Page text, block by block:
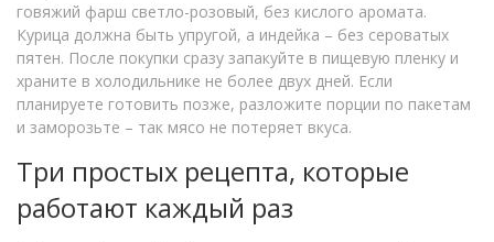
говяжий фарш светло-розовый, без кислого аромата.
Курица должна быть упругой, а индейка – без сероватых
пятен. После покупки сразу запакуйте в пищевую пленку и
храните в холодильнике не более двух дней. Если
планируете готовить позже, разложите порции по пакетам
и заморозьте – так мясо не потеряет вкуса.
Три простых рецепта, которые
работают каждый раз